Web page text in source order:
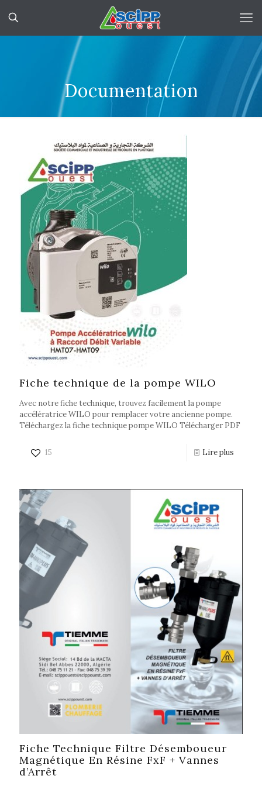
Documentation
Fiche technique de la pompe WILO
Avec notre fiche technique, trouvez facilement la pompe
accélératrice WILO pour remplacer votre ancienne pompe.
Téléchargez la fiche technique pompe WILO Télécharger PDF
15 Lire plus
Fiche Technique Filtre Désemboueur
Magnétique En Résine FxF + Vannes
d’Arrêt